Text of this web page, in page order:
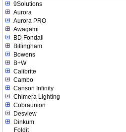
9Solutions
Aurora
Aurora PRO
Awagami
BD Fondali
Billingham
Bowens
B+W
Calibrite
Cambo
Canson Infinity
Chimera Lighting
Cobraunion
Desview
Dinkum
Foldit